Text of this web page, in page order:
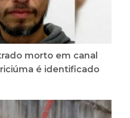
morto em canal
é identificado